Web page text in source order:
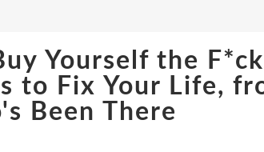
Yourself the
to Fix Your Life,
Been There